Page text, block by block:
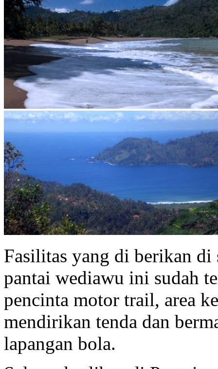
Fasilitas yang di berikan
pantai wediawu ini sudah
pencinta motor trail, area
mendirikan tenda dan
lapangan bola.